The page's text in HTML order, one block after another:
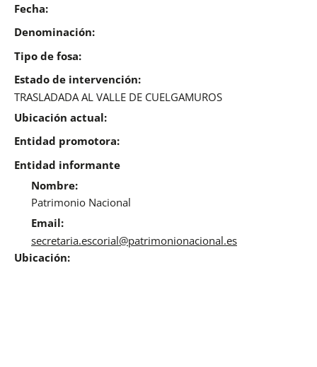
Fecha:
Denominación:
Tipo de fosa:
Estado de intervención:
TRASLADADA AL VALLE DE CUELGAMUROS
Ubicación actual:
Entidad promotora:
Entidad informante
Nombre:
Patrimonio Nacional
Email:
secretaria.escorial@patrimonionacional.es
Ubicación: